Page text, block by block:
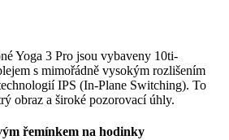
Yoga 3 Pro jsou vybaveny 10ti-
s mimořádně vysokým rozlišením
IPS (In-Plane Switching). To
obraz a široké pozorovací úhly.
řemínkem na hodinky